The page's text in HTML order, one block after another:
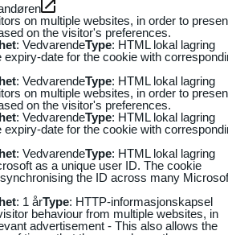
on multiple websites, in order to
on the visitor's preferences.
: VedvarendeType: HTML lokal lagring
expiry-date for the cookie with
: VedvarendeType: HTML lokal lagring
on multiple websites, in order to
on the visitor's preferences.
: VedvarendeType: HTML lokal lagring
expiry-date for the cookie with
: VedvarendeType: HTML lokal lagring
as a unique user ID. The cookie
the ID across many
: 1 årType: HTTP-informasjonskapsel
behaviour from multiple websites, in
advertisement - This also allows the